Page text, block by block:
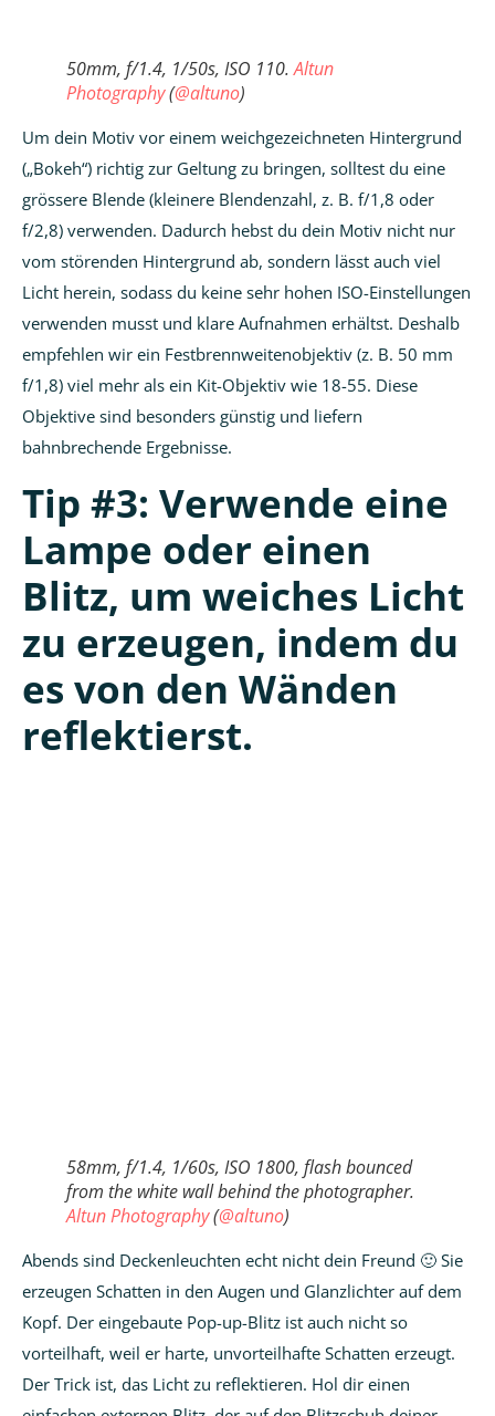
50mm, f/1.4, 1/50s, ISO 110.Altun
Photography(@altuno)
Um dein Motiv vor einem weichgezeichneten Hintergrund
(„Bokeh“) richtig zur Geltung zu bringen, solltest du eine
grössere Blende (kleinere Blendenzahl, z. B. f/1,8 oder
f/2,8) verwenden. Dadurch hebst du dein Motiv nicht nur
vom störenden Hintergrund ab, sondern lässt auch viel
Licht herein, sodass du keine sehr hohen ISO-Einstellungen
verwenden musst und klare Aufnahmen erhältst. Deshalb
empfehlen wir ein Festbrennweitenobjektiv (z. B. 50 mm
f/1,8) viel mehr als ein Kit-Objektiv wie 18-55. Diese
Objektive sind besonders günstig und liefern
bahnbrechende Ergebnisse.
Tip #3: Verwende eine
Lampe oder einen
Blitz, um weiches Licht
zu erzeugen, indem du
es von den Wänden
reflektierst.
58mm, f/1.4, 1/60s, ISO 1800, flash bounced
from the white wall behind the photographer.
Altun Photography(@altuno)
Abends sind Deckenleuchten echt nicht dein Freund 🙂 Sie
erzeugen Schatten in den Augen und Glanzlichter auf dem
Kopf. Der eingebaute Pop-up-Blitz ist auch nicht so
vorteilhaft, weil er harte, unvorteilhafte Schatten erzeugt.
Der Trick ist, das Licht zu reflektieren. Hol dir einen